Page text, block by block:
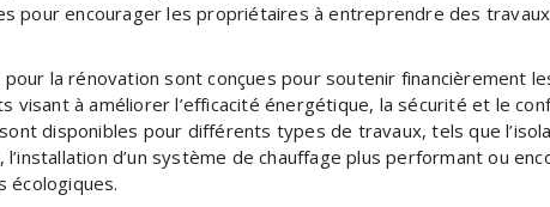
pour encourager les propriétaires à entreprendre des
la rénovation sont conçues pour soutenir financièrement
visant à améliorer l’efficacité énergétique, la sécurité et le
disponibles pour différents types de travaux, tels que
d’un système de chauffage plus performant ou
écologiques.